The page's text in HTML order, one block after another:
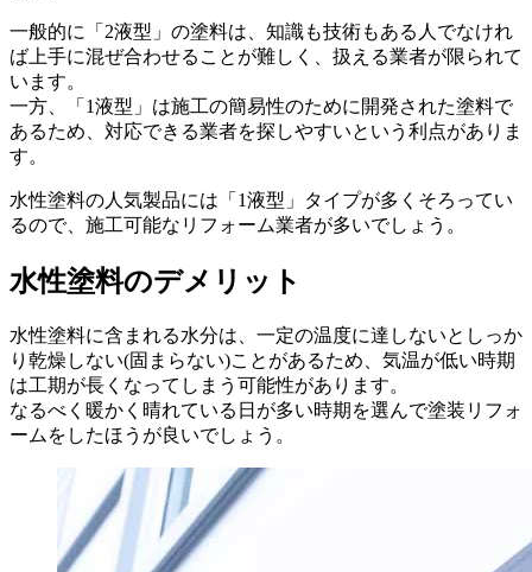
一般的に「2液型」の塗料は、知識も技術もある人でなけれ
ば上手に混ぜ合わせることが難しく、扱える業者が限られて
います。
一方、「1液型」は施工の簡易性のために開発された塗料で
あるため、対応できる業者を探しやすいという利点がありま
す。
水性塗料の人気製品には「1液型」タイプが多くそろってい
るので、施工可能なリフォーム業者が多いでしょう。
水性塗料のデメリット
水性塗料に含まれる水分は、一定の温度に達しないとしっか
り乾燥しない(固まらない)ことがあるため、気温が低い時期
は工期が長くなってしまう可能性があります。
なるべく暖かく晴れている日が多い時期を選んで塗装リフォ
ームをしたほうが良いでしょう。